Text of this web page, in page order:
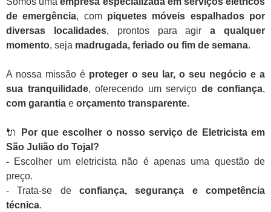
de emergência, com piquetes móveis espalhados por
diversas localidades, prontos para agira qualquer
momento, seja madrugada, feriado ou fim de semana.
A nossa missão é proteger o seu lar, o seu negócio e a
sua tranquilidade, oferecendo um serviço de confiança,
com garantia e orçamento transparente.
🔌
Por que escolher o nosso serviço de Eletricista em
São Julião do Tojal?
- Escolher um eletricista não é apenas uma questão de
preço.
- Trata-se de confiança, segurança e competência
técnica.